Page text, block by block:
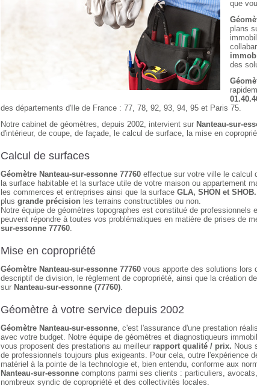
que
plans
des
des départements d'Ile de France : 77, 78, 92, 93, 94, 95 et Paris 75.
Notre cabinet de géomètres, depuis 2002, intervient sur Nanteau-sur-
d'intérieur, de coupe, de façade, le calcul de surface, la mise en
Calcul de surfaces
Géomètre Nanteau-sur-essonne 77760 effectue sur votre ville le calcul
la surface habitable et la surface utile de votre maison ou appartement
les commerces et entreprises ainsi que la surface GLA, SHON et SHOB.
plus grande précision les terrains constructibles ou non.
Notre équipe de géomètres topographes est constitué de professionnels
peuvent répondre à toutes vos problématiques en matière de prises de
sur-essonne 77760.
Mise en copropriété
Géomètre Nanteau-sur-essonne 77760 vous apporte des solutions lors
descriptif de division, le règlement de copropriété, ainsi que la création
sur Nanteau-sur-essonne (77760).
Géomètre à votre service depuis 2002
Géomètre Nanteau-sur-essonne, c'est l'assurance d'une prestation
avec votre budget. Notre équipe de géomètres et diagnostiqueurs
vous proposent des prestations au meilleur rapport qualité / prix. Nous
de professionnels toujours plus exigeants. Pour cela, outre l'expérience
matériel à la pointe de la technologie et, bien entendu, conforme aux
Nanteau-sur-essonne comptons parmi ses clients : particuliers,
nombreux syndic de copropriété et des collectivités locales.